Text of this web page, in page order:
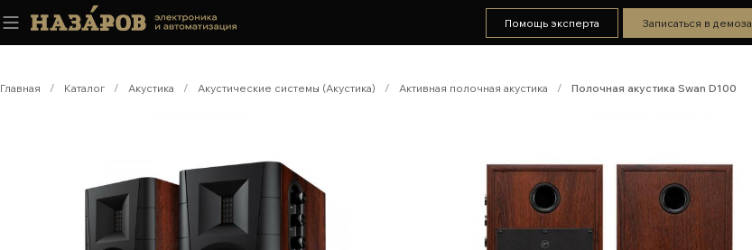
Помощь эксперта Записаться в
Главная / Каталог / Акустика / Акустические системы (Акустика) / Активная полочная акустика / Полочная акустика Swan D100